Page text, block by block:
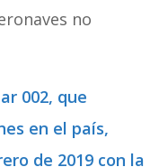
no
002, que
en el país,
de 2019 con la